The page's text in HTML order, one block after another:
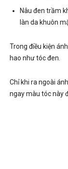
Nâu đen trầm
làn da khuôn
Trong điều kiện
hao như tóc đen.
Chỉ khi ra ngoài
ngay màu tóc này